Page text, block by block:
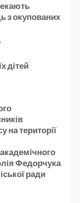
з окупованих
дітей
на території
Федорчука
ради